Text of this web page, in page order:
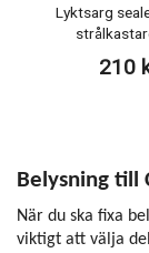
Lyktsarg
210
Belysning till
När du ska fixa
viktigt att välja